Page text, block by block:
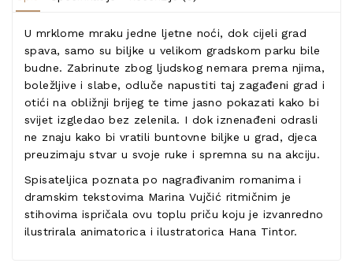
U mrklome mraku jedne ljetne noći, dok cijeli grad
spava, samo su biljke u velikom gradskom parku bile
budne. Zabrinute zbog ljudskog nemara prema njima,
boležljive i slabe, odluče napustiti taj zagađeni grad i
otići na obližnji brijeg te time jasno pokazati kako bi
svijet izgledao bez zelenila. I dok iznenađeni odrasli
ne znaju kako bi vratili buntovne biljke u grad, djeca
preuzimaju stvar u svoje ruke i spremna su na akciju.
Spisateljica poznata po nagrađivanim romanima i
dramskim tekstovima Marina Vujčić ritmičnim je
stihovima ispričala ovu toplu priču koju je izvanredno
ilustrirala animatorica i ilustratorica Hana Tintor.